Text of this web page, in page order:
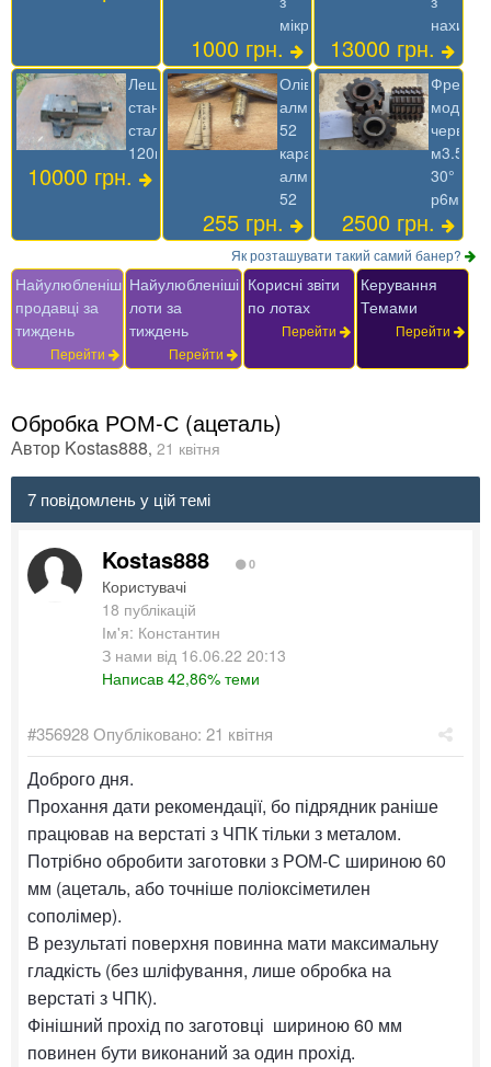
мікроподачей
1000 грн. 13000 грн.
Лещата
станочні
сталеві
120мм
10000 грн.
Олівець
алмазний
52
карандаш
алмазный
52
255 грн.
Фреза
м3.5
30°
р6м5
2500 грн.
Як розташувати такий самий банер?
Найулюбленіші
продавці за
тиждень
Перейти
Найулюбленіші
лоти за
тиждень
Перейти
Корисні звіти
по лотах
Перейти
Керування
Темами
Перейти
Обробка РОМ-С (ацеталь)
Автор Kostas888, 21 квітня
7 повідомлень у цій темі
Kostas888 0
Користувачі
18 публікацій
Ім'я: Константин
З нами від 16.06.22 20:13
Написав 42,86% теми
#356928Опубліковано: 21 квітня
Доброго дня.
Прохання дати рекомендації, бо підрядник раніше
працював на верстаті з ЧПК тільки з металом.
Потрібно обробити заготовки з РОМ-С шириною 60
мм (ацеталь, або точніше поліоксіметилен
сополімер).
В результаті поверхня повинна мати максимальну
гладкість (без шліфування, лише обробка на
верстаті з ЧПК).
Фінішний прохід по заготовці шириною 60 мм
повинен бути виконаний за один прохід.